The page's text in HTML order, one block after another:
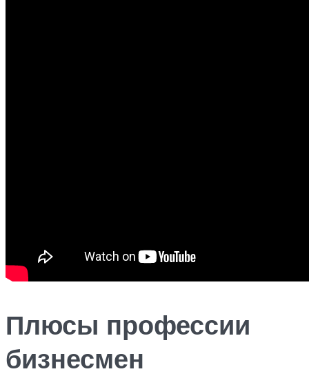
Плюсы профессии
бизнесмен